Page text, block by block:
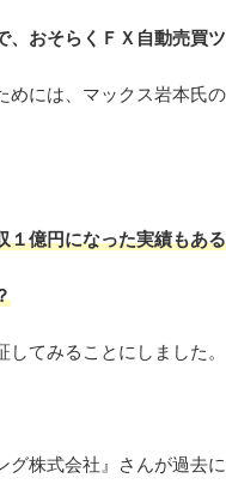
おそらくＦＸ自動売買
めには、マックス岩本氏
１億円になった実績もあ
てみることにしました。
グ株式会社』さんが過去